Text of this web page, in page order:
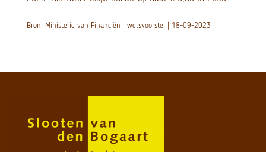
Bron: Ministerie van Financiën | wetsvoorstel | 18-09-2023